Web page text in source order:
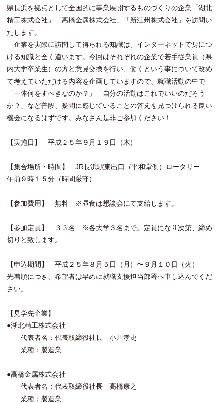
県長浜を拠点として全国的に事業展開するものづくりの企業「湖北
精工株式会社」「高橋金属株式会社」「新江州株式会社」を訪問い
たします。
企業を実際に訪問して得られる知識は、インターネットで身につ
ける知識と全く違います。今回はそれぞれの企業で若手従業員（県
内大学卒業生）の方と意見交換を行い、働くという事について改め
て考えていただける内容を企画していますので、就職活動の中で
「一体何をすべきなのか？」「自分の活動はこれでいいのだろう
か？」など普段、疑問に感じていることの答えを見つけられる良い
機会になるはずです。みなさん是非ご参加ください！
【実施日】 平成２５年９月１９日（木）
【集合場所・時間】 JR長浜駅東出口（平和堂側）ロータリー
午前９時１５分（時間厳守）
【参加費用】 無料 ※昼食は懇談会にて支給します。
【参加定員】 ３３名 ※各大学３名まで。定員になり次第、締め
切りと致します。
【申込期間】 平成２５年８月５日（月）〜９月１０日（火）
先着順につき、希望者は早めに就職支援担当部署へ申し込んでくだ
さい。
【見学先企業】
●湖北精工株式会社
代表者名：代表取締役社長 小川孝史
業種：製造業
●高橋金属株式会社
代表者名：代表取締役社長 高橋康之
業種：製造業